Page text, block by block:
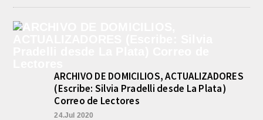
Un helicóptero que participaba de la
búsqueda, encontró hoy el cuerpo sin
vida de la persona que se buscaba
en...
ARCHIVO DE DOMICILIOS, ACTUALIZADORES
(Escribe: Silvia Pradelli desde La Plata)
Correo de Lectores
24.Jul 2020